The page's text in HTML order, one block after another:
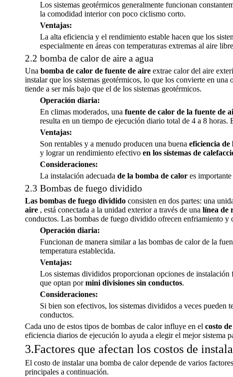
Los sistemas geotérmicos generalmente funcionan
la comodidad interior con poco ciclismo corto.
Ventajas:
La alta eficiencia y el rendimiento estable hacen que los
especialmente en áreas con temperaturas extremas al aire
2.2 bomba de calor de aire a agua
Una bomba de calor de fuente de aire extrae calor del aire
instalar que los sistemas geotérmicos, lo que los convierte en una
tiende a ser más bajo que el de los sistemas geotérmicos.
Operación diaria:
En climas moderados, una fuente de calor de la fuente de
resulta en un tiempo de ejecución diario total de 4 a 8
Ventajas:
Son rentables y a menudo producen una buena eficiencia de
y lograr un rendimiento efectivo en los sistemas de
Consideraciones:
La instalación adecuada de la bomba de calor es
2.3 Bombas de fuego dividido
Las bombas de fuego dividido consisten en dos partes: una
aire , está conectada a la unidad exterior a través de una línea de
conductos. Las bombas de fuego dividido ofrecen enfriamiento y
Operación diaria:
Funcionan de manera similar a las bombas de calor de la
temperatura establecida.
Ventajas:
Los sistemas divididos proporcionan opciones de
que optan pormini divisiones sin conductos.
Consideraciones:
Si bien son efectivos, los sistemas divididos a veces pueden
conductos.
Cada uno de estos tipos de bombas de calor influye en el costo
eficiencia diarios de ejecución lo ayuda a elegir el mejor sistema
3.Factores que afectan los costos de
El costo de instalar una bomba de calor depende de varios
principales a continuación.